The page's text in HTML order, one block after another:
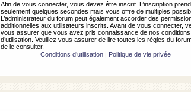
Afin de vous connecter, vous devez être inscrit. L’inscription prend
seulement quelques secondes mais vous offre de multiples
L’administrateur du forum peut également accorder des
additionnelles aux utilisateurs inscrits. Avant de vous connecter,
vous assurer que vous avez pris connaissance de nos conditions
d’utilisation. Veuillez vous assurer de lire toutes les règles du
de le consulter.
Conditions d’utilisation| Politique de vie privée